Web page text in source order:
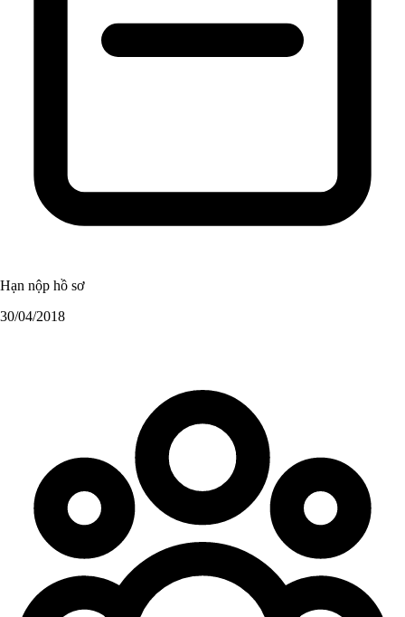
Hạn nộp hồ sơ
30/04/2018